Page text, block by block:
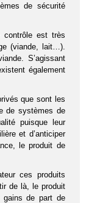
de sécurité
est très
(viande, lait…).
S’agissant
également
que sont les
de systèmes de
puisque leur
et d’anticiper
le produit de
ces produits
de là, le produit
gains de part de